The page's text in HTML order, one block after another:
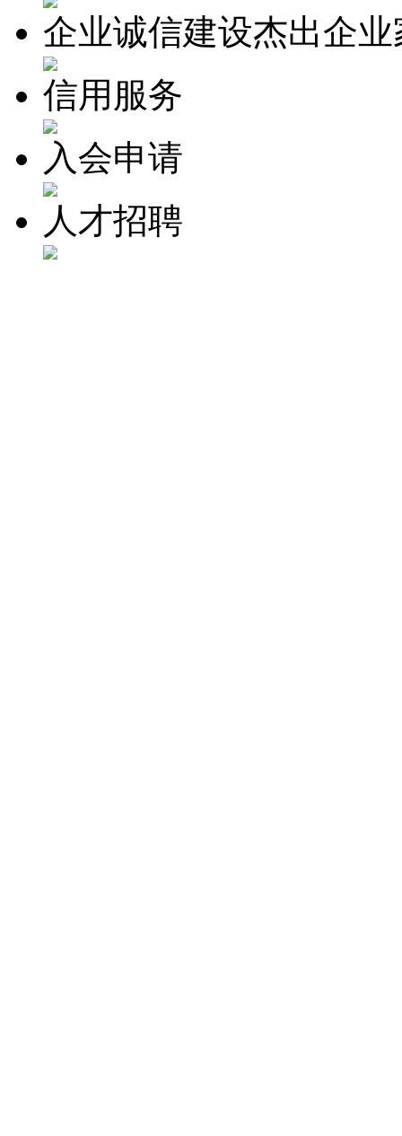
企业诚信建设杰出企
信用服务
入会申请
人才招聘